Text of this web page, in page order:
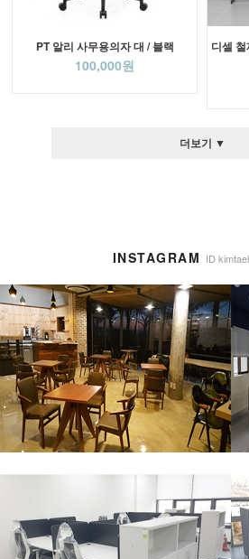
PT 알리 사무용의자 대 / 블랙
100,000원
디셀
더보기 ▼
INSTAGRAM ID